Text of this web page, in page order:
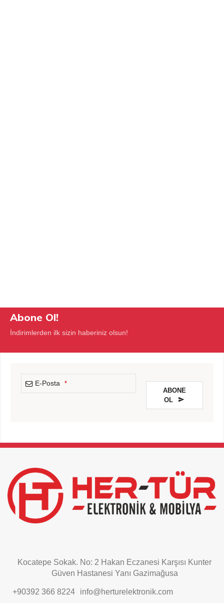
Abone Ol!
İndirimlerden ilk sizin haberiniz olsun!
E-Posta *
ABONE
OL
field
left
blank
Kocatepe Sokak. No: 2 Hakan Eczanesi Karşısı Kunter
Güven Hastanesi Yanı Gazimağusa
+90392 366 8224 info@herturelektronik.com